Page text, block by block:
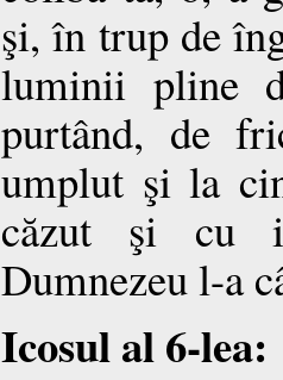
şi, în trup de
luminii pline
purtând, de
umplut şi la
căzut şi cu
Dumnezeu l-a
Icosul al 6-lea: